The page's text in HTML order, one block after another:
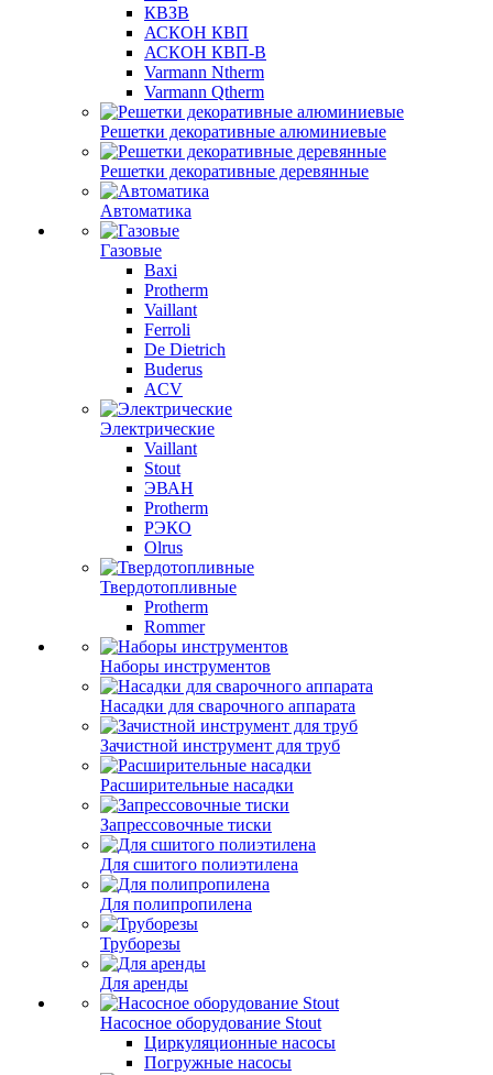
КВЗВ
АСКОН КВП
АСКОН КВП-В
Varmann Ntherm
Varmann Qtherm
Решетки декоративные алюминиевые
Решетки декоративные деревянные
Автоматика
Газовые
Baxi
Protherm
Vaillant
Ferroli
De Dietrich
Buderus
ACV
Электрические
Vaillant
Stout
ЭВАН
Protherm
РЭКО
Olrus
Твердотопливные
Protherm
Rommer
Наборы инструментов
Насадки для сварочного аппарата
Зачистной инструмент для труб
Расширительные насадки
Запрессовочные тиски
Для сшитого полиэтилена
Для полипропилена
Труборезы
Для аренды
Насосное оборудование Stout
Циркуляционные насосы
Погружные насосы